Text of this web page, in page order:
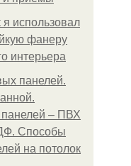
использовал
фанеру
интерьера
панелей.
– ПВХ
Способы
на потолок